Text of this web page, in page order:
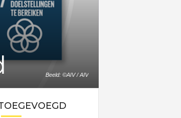
Beeld: ©AIV / AIV